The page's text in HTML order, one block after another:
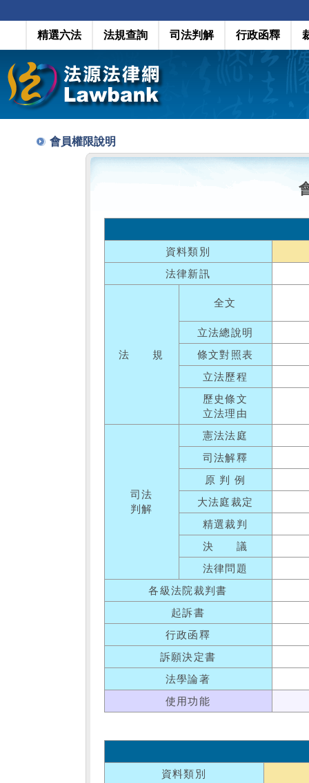
精選六法 法規查詢 司法判解 行政函釋
會員權限說明
資料類別
法律新訊
法 規
全文
立法總說明
條文對照表
立法歷程
歷史條文
立法理由
司法
判解
憲法法庭
司法解釋
原 判 例
大法庭裁定
精選裁判
決 議
法律問題
各級法院裁判書
起訴書
行政函釋
訴願決定書
法學論著
使用功能
資料類別